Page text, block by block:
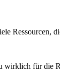
Ressourcen,
wirklich für die